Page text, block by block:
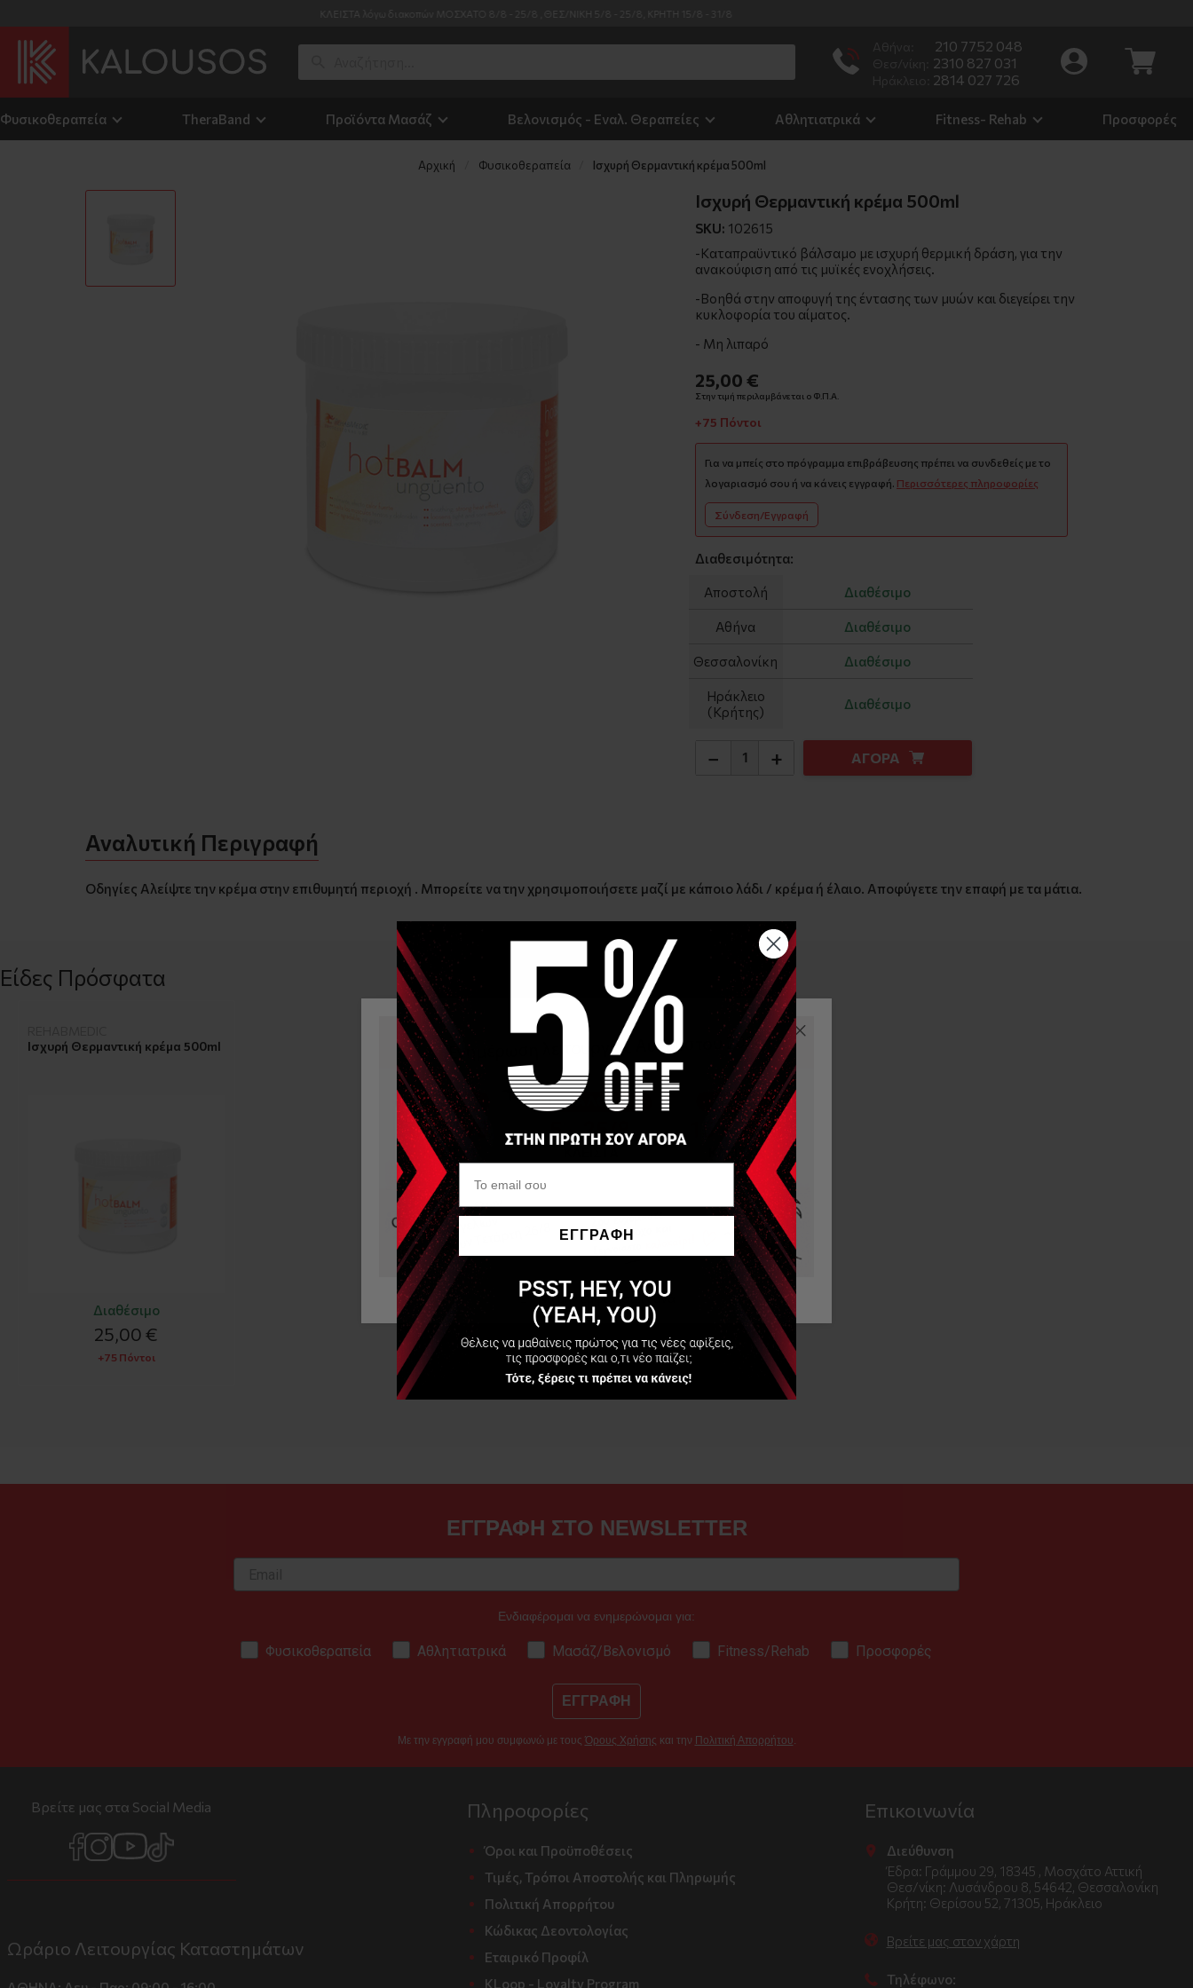
ΚΛΕΙΣΤΑ λόγω διακοπών ΜΟΣΧΑΤΟ 8/8 - 25/8 , ΘΕΣ/ΝΙΚΗ 5/8 - 25/8, ΚΡΗΤΗ 15/8 - 31/8
210 7752 048
2310 827 031
2814 027 726
Φυσικοθεραπεία TheraΒand Προϊόντα Μασάζ Βελονισμός - Εναλ. Θεραπείες Αθλητιατρικά Fitness- Rehab Προσφορές
Αρχική Φυσικοθεραπεία Ισχυρή Θερμαντική κρέμα 500ml
Ισχυρή Θερμαντική κρέμα 500ml
SKU: 102615
-Καταπραϋντικό βάλσαμο με ισχυρή θερμική δράση, για την
ανακούφιση από τις μυϊκές ενοχλήσεις.
-Βοηθά στην αποφυγή της έντασης των μυών και διεγείρει την
κυκλοφορία του αίματος.
- Μη λιπαρό
25,00 €
Στην τιμή περιλαμβάνεται ο Φ.Π.Α.
+75 Πόντοι
Για να μπείς στο πρόγραμμα επιβράβευσης πρέπει να συνδεθείς με το
λογαριασμό σου ή να κάνεις εγγραφή. Περισσότερες πληροφορίες
Σύνδεση/Εγγραφή
Διαθεσιμότητα:
Αποστολή Διαθέσιμο
Αθήνα Διαθέσιμο
Θεσσαλονίκη Διαθέσιμο
Ηράκλειο
(Κρήτης)
Διαθέσιμο
− + ΑΓΟΡΑ
Αναλυτική Περιγραφή
Οδηγίες Αλείψτε την κρέμα στην επιθυμητή περιοχή . Μπορείτε να την χρησιμοποιήσετε μαζί με κάποιο λάδι / κρέμα ή έλαιο. Αποφύγετε την επαφή με τα μάτια.
Είδες Πρόσφατα
Ισχυρή Θερμαντική κρέμα 500ml
Διαθέσιμο
25,00 €
+75 Πόντοι
ΕΓΓΡΑΦΗ ΣΤΟ NEWSLETTER
Ενδιαφέρομαι να ενημερώνομαι για:
Φυσικοθεραπεία Αθλητιατρικά Μασάζ/Βελονισμό Fitness/Rehab Προσφορές
ΕΓΓΡΑΦΗ
Με την εγγραφή μου συμφωνώ με τους Όρους Χρήσης και την Πολιτική Απορρήτου.
Βρείτε μας στα Social Media
Ωράριο Λειτουργίας Καταστημάτων
Πληροφορίες
Όροι και Προϋποθέσεις
Τιμές, Τρόποι Αποστολής και Πληρωμής
Πολιτική Απορρήτου
Κώδικας Δεοντολογίας
Εταιρικό Προφίλ
KLoop - Loyalty Program
Επικοινωνία
Διεύθυνση
Έδρα: Γράμμου 29, 18345 , Μοσχάτο Αττική
Θεσ/νίκη: Λυσάνδρου 8, 54642, Θεσσαλονίκη
Κρήτη: Θερίσου 52, 71305, Ηράκλειο
Βρείτε μας στον χάρτη
Τηλέφωνο:
Να μην εμφανιστεί ξανά
ΕΓΓΡΑΦΗ